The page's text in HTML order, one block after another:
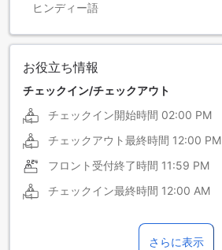
ヒンディー語
お役立ち情報
チェックイン/チェックアウト
チェックイン開始時間 02:00 PM
チェックアウト最終時間 12:00 PM
フロント受付終了時間 11:59 PM
チェックイン最終時間 12:00 AM
さらに表示